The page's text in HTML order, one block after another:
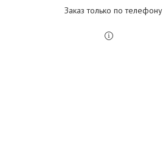
Заказ только по телефону